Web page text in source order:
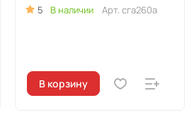
5 В наличии Арт. сга260а
В корзину